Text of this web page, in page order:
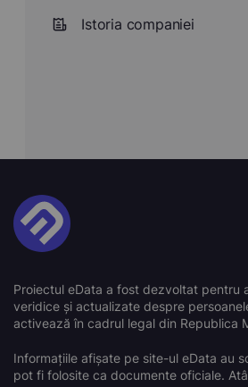
Istoria companiei
Proiectul eData a fost dezvoltat pentru
veridice și actualizate despre
activează în cadrul legal din Republica
Informațiile afișate pe site-ul eData au
pot fi folosite ca documente oficiale.